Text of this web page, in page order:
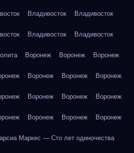
Владивосток Владивосток
Владивосток Владивосток
Воронеж Воронеж Воронеж
Воронеж Воронеж Воронеж
Воронеж Воронеж Воронеж
Воронеж Воронеж Воронеж
Маркес — Сто лет одиночества